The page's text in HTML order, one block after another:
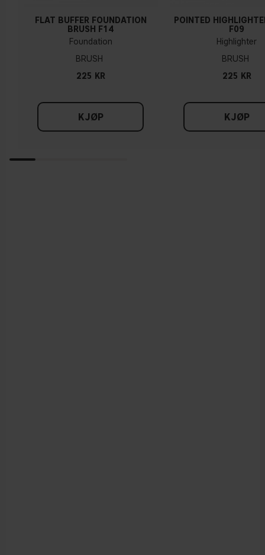
FLAT BUFFER FOUNDATION
BRUSH F14
Foundation
BRUSH
225 KR
KJØP
POINTED
F09
Highlighter
BRUSH
225 KR
KJØP